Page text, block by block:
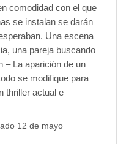
comodidad con el que
se instalan se darán
Una escena
una pareja buscando
– La aparición de un
se modifique para
thriller actual e
12 de mayo